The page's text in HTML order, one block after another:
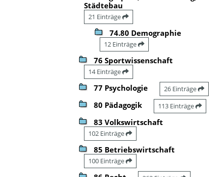
Städtebau
21 Einträge
74.80 Demographie
12 Einträge
76 Sportwissenschaft
14 Einträge
77 Psychologie 26 Einträge
80 Pädagogik 113 Einträge
83 Volkswirtschaft
102 Einträge
85 Betriebswirtschaft
100 Einträge